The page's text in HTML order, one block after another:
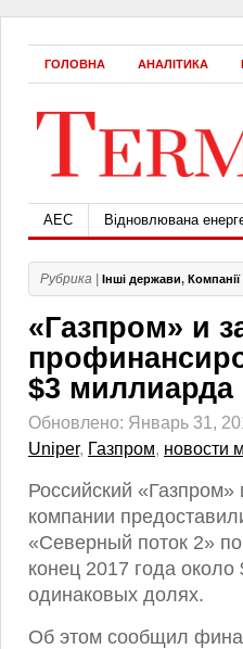
ГОЛОВНА АНАЛІТИКА
АЕС Відновлювана
Рубрика | Інші держави, Компанії
«Газпром» и
$3 миллиарда
Обновлено: Январь 31,
Uniper, Газпром, новости
Российский
компании
«Северный поток 2»
конец 2017 года
одинаковых долях.
Об этом сообщил